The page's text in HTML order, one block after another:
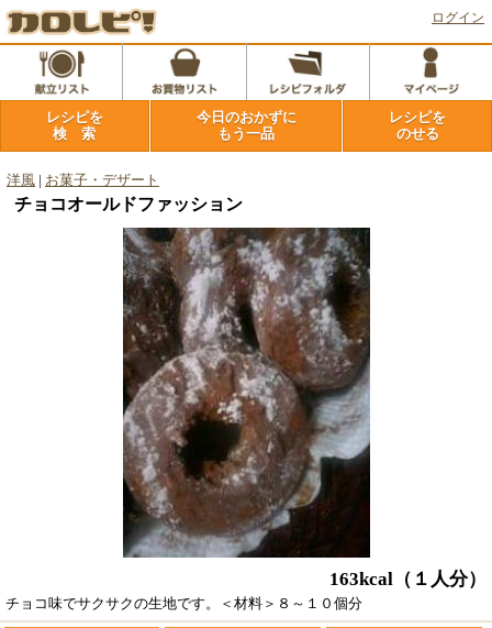
ログイン
レシピを
検 索
今日のおかずに
もう一品
レシピを
のせる
洋風 お菓子・デザート
チョコオールドファッション
163kcal （１人分）
チョコ味でサクサクの生地です。＜材料＞８～１０個分